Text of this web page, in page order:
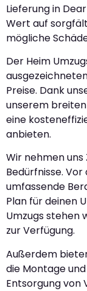
Lieferung in
Wert auf
mögliche
Der Heim
Preise. Dank
unserem
eine
anbieten.
Wir nehmen uns
Bedürfnisse.
umfassende
Plan für deinen
Umzugs stehen
zur Verfügung.
Außerdem
die Montage
Entsorgung von